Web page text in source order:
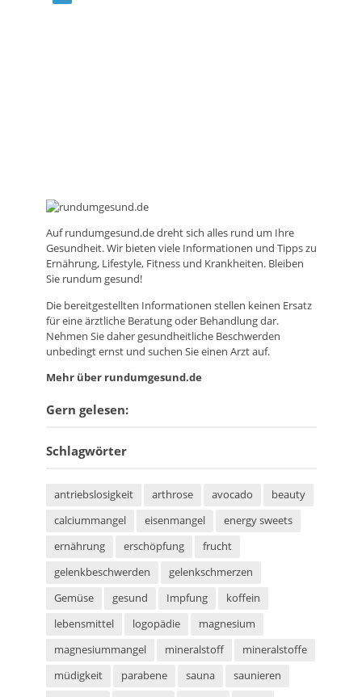
Aufrundumgesund.dedreht sich alles rund um Ihre
Gesundheit. Wir bieten viele Informationen und Tipps zu
Ernährung, Lifestyle, Fitness und Krankheiten. Bleiben
Sie rundum gesund!
Die bereitgestellten Informationen stellen keinen Ersatz
für eine ärztliche Beratung oder Behandlung dar.
Nehmen Sie daher gesundheitliche Beschwerden
unbedingt ernst und suchen Sie einen Arzt auf.
Mehr über rundumgesund.de
Gern gelesen:
Schlagwörter
antriebslosigkeit arthrose avocado
beauty
calciummangel
eisenmangel
energy sweets
ernährung
erschöpfung
frucht
gelenkbeschwerden
gelenkschmerzen
Gemüse
gesund Impfung
koffein
lebensmittel
logopädie
magnesium
magnesiummangel
mineralstoff
mineralstoffe
müdigkeit
parabene sauna
saunieren